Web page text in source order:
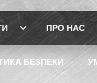
ПРО НАС
БЕЗПЕКИ